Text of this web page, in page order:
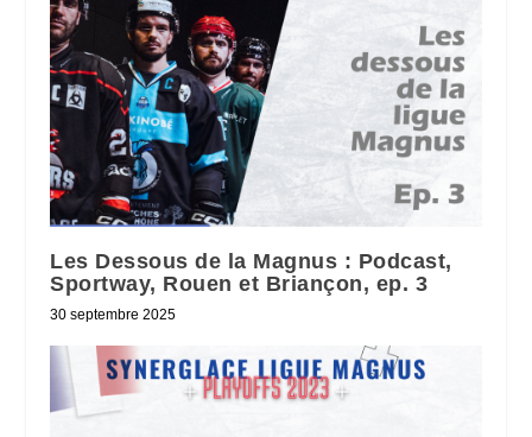
Les Dessous de la Magnus : Podcast,
Sportway, Rouen et Briançon, ep. 3
30 septembre 2025